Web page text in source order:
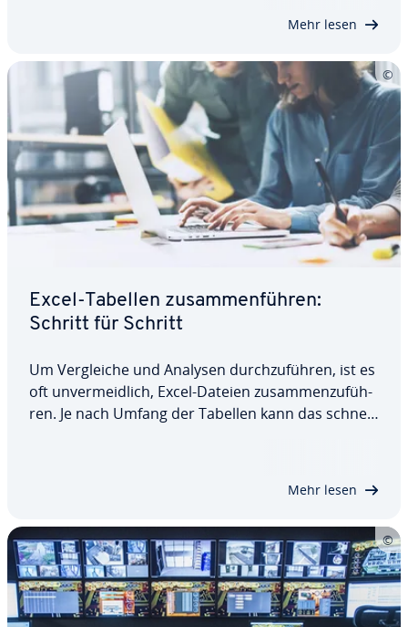
Mehr lesen
Excel-Tabellen zu­sam­men­füh­ren:
Schritt für Schritt
Um Ver­glei­che und Analysen durch­zu­füh­ren, ist es
oft un­ver­meid­lich, Excel-Dateien zu­sam­men­zu­füh­
ren. Je nach Umfang der Tabellen kann das schnell
Mehr lesen